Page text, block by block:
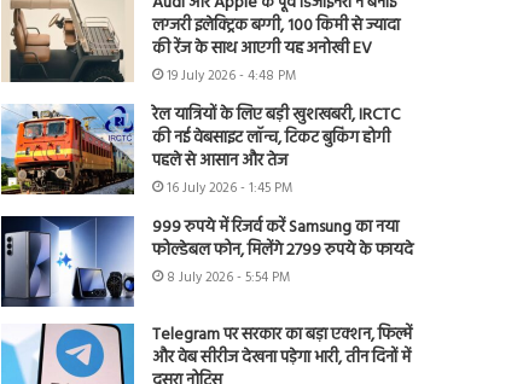
लग्जरी इलेक्ट्रिक बग्गी, 100 किमी से ज्यादा
की रेंज के साथ आएगी यह अनोखी EV
19 July 2026 - 4:48 PM
रेल यात्रियों के लिए बड़ी खुशखबरी, IRCTC
की नई वेबसाइट लॉन्च, टिकट बुकिंग होगी
पहले से आसान और तेज
16 July 2026 - 1:45 PM
999 रुपये में रिजर्व करें Samsung का नया
फोल्डेबल फोन, मिलेंगे 2799 रुपये के फायदे
8 July 2026 - 5:54 PM
Telegram पर सरकार का बड़ा एक्शन, फिल्में
और वेब सीरीज देखना पड़ेगा भारी, तीन दिनों में